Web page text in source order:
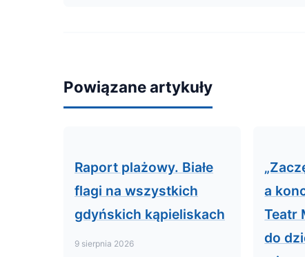
Powiązane artykuły
Raport plażowy. Białe
flagi na wszystkich
gdyńskich kąpieliskach
9 sierpnia 2026
a
Teatr
do